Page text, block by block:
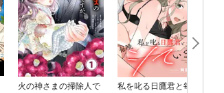
火の神さまの掃除人で
私を叱る日鷹君と毎晩